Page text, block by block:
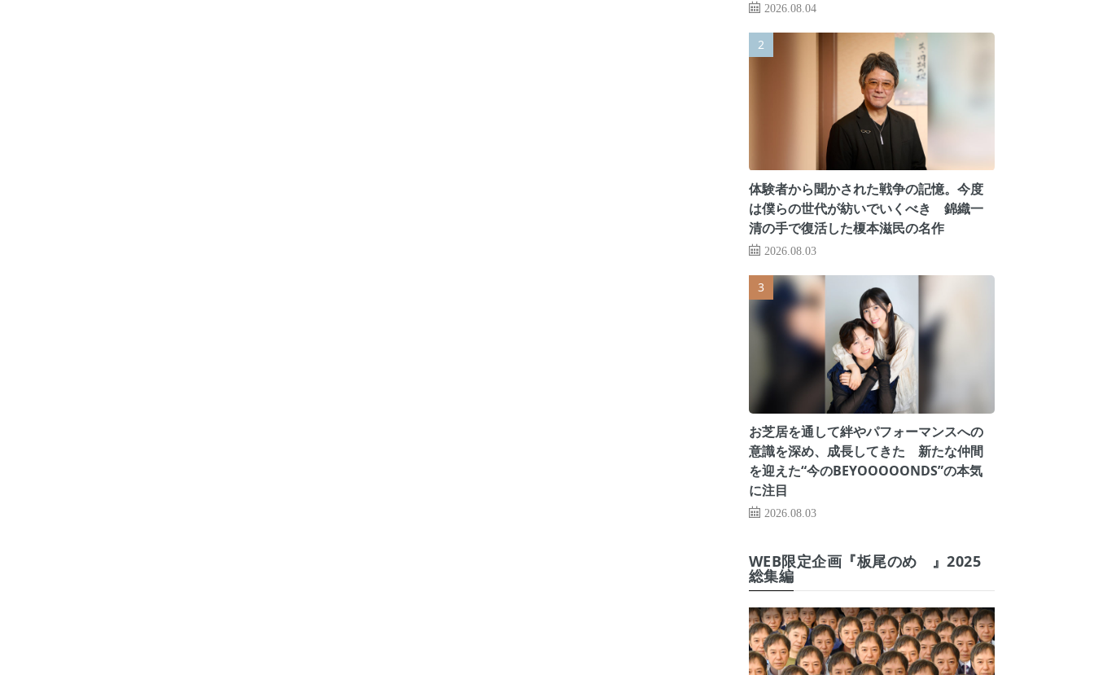
2026.08.04
体験者から聞かされた戦争の記憶。今度
は僕らの世代が紡いでいくべき 錦織一
清の手で復活した榎本滋民の名作
2026.08.03
お芝居を通して絆やパフォーマンスへの
意識を深め、成長してきた 新たな仲間
を迎えた“今のBEYOOOOONDS”の本気
に注目
2026.08.03
WEB限定企画『板尾のめ゙』2025
総集編